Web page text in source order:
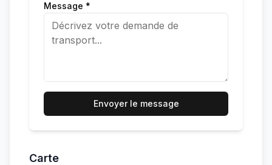
Message *
Envoyer le message
Carte